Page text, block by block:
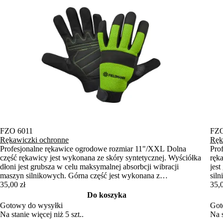
FZO 6011
Rękawiczki ochronne
Profesjonalne rękawice ogrodowe rozmiar 11"/XXL Dolna
część rękawicy jest wykonana ze skóry syntetycznej. Wyściółka
dłoni jest grubsza w celu maksymalnej absorbcji wibracji
maszyn silnikowych. Górna część jest wykonana z
elastycznego neoprenu, a palce są pokryte skórą syntetyczną.
Rękawiczki można również przymocować za pomocą taśmy
Velcro, co zapobiegnie ich ślizganiu.
35,00 zł
Do koszyka
Gotowy do wysyłki
Na stanie więcej niż 5 szt..
jest
Na